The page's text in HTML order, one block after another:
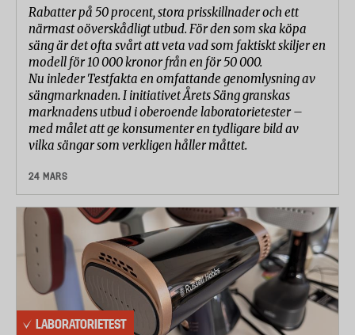
Rabatter på 50 procent, stora prisskillnader och ett
närmast oöverskådligt utbud. För den som ska köpa
säng är det ofta svårt att veta vad som faktiskt skiljer en
modell för 10 000 kronor från en för 50 000.
Nu inleder Testfakta en omfattande genomlysning av
sängmarknaden. I initiativet Årets Säng granskas
marknadens utbud i oberoende laboratorietester –
med målet att ge konsumenter en tydligare bild av
vilka sängar som verkligen håller måttet.
24 MARS
LABORATORIETEST